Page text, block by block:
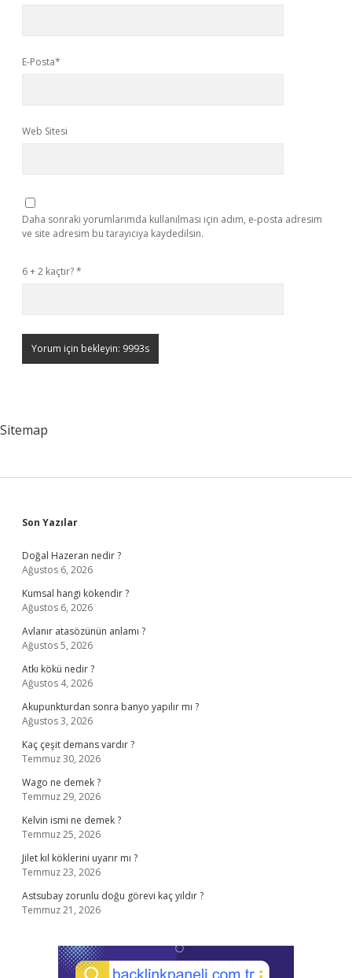
E-Posta*
Web Sitesi
Daha sonraki yorumlarımda kullanılması için adım, e-posta adresim
ve site adresim bu tarayıcıya kaydedilsin.
6 + 2 kaçtır?*
Sitemap
Sidebar
Son Yazılar
Doğal Hazeran nedir ?
Ağustos 6, 2026
Kumsal hangi kökendir ?
Ağustos 6, 2026
Avlanır atasözünün anlamı ?
Ağustos 5, 2026
Atkı kökü nedir ?
Ağustos 4, 2026
Akupunkturdan sonra banyo yapılır mı ?
Ağustos 3, 2026
Kaç çeşit demans vardır ?
Temmuz 30, 2026
Wago ne demek ?
Temmuz 29, 2026
Kelvin ismi ne demek ?
Temmuz 25, 2026
Jilet kıl köklerini uyarır mı ?
Temmuz 23, 2026
Astsubay zorunlu doğu görevi kaç yıldır ?
Temmuz 21, 2026